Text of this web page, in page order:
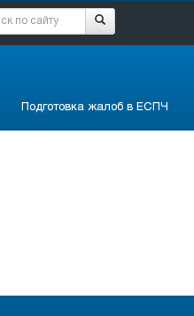
Подготовка жалоб в ЕСПЧ